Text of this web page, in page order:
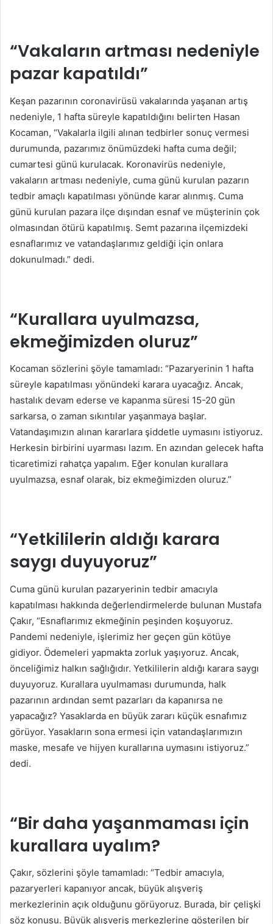
“Vakaların artması nedeniyle
pazar kapatıldı”
Keşan pazarının coronavirüsü vakalarında yaşanan artış
nedeniyle, 1 hafta süreyle kapatıldığını belirten Hasan
Kocaman, “Vakalarla ilgili alınan tedbirler sonuç vermesi
durumunda, pazarımız önümüzdeki hafta cuma değil;
cumartesi günü kurulacak. Koronavirüs nedeniyle,
vakaların artması nedeniyle, cuma günü kurulan pazarın
tedbir amaçlı kapatılması yönünde karar alınmış. Cuma
günü kurulan pazara ilçe dışından esnaf ve müşterinin çok
olmasından ötürü kapatılmış. Semt pazarına ilçemizdeki
esnaflarımız ve vatandaşlarımız geldiği için onlara
dokunulmadı.” dedi.
“Kurallara uyulmazsa,
ekmeğimizden oluruz”
Kocaman sözlerini şöyle tamamladı: “Pazaryerinin 1 hafta
süreyle kapatılması yönündeki karara uyacağız. Ancak,
hastalık devam ederse ve kapanma süresi 15-20 gün
sarkarsa, o zaman sıkıntılar yaşanmaya başlar.
Vatandaşımızın alınan kararlara şiddetle uymasını istiyoruz.
Herkesin birbirini uyarması lazım. En azından gelecek hafta
ticaretimizi rahatça yapalım. Eğer konulan kurallara
uyulmazsa, esnaf olarak, biz ekmeğimizden oluruz.”
“Yetkililerin aldığı karara
saygı duyuyoruz”
Cuma günü kurulan pazaryerinin tedbir amacıyla
kapatılması hakkında değerlendirmelerde bulunan Mustafa
Çakır, “Esnaflarımız ekmeğinin peşinden koşuyoruz.
Pandemi nedeniyle, işlerimiz her geçen gün kötüye
gidiyor. Ödemeleri yapmakta zorluk yaşıyoruz. Ancak,
önceliğimiz halkın sağlığıdır. Yetkililerin aldığı karara saygı
duyuyoruz. Kurallara uyulmaması durumunda, halk
pazarının ardından semt pazarları da kapanırsa ne
yapacağız? Yasaklarda en büyük zararı küçük esnafımız
görüyor. Yasakların sona ermesi için vatandaşlarımızın
maske, mesafe ve hijyen kurallarına uymasını istiyoruz.”
dedi.
“Bir daha yaşanmaması için
kurallara uyalım?
Çakır, sözlerini şöyle tamamladı: “Tedbir amacıyla,
pazaryerleri kapanıyor ancak, büyük alışveriş
merkezlerinin açık olduğunu görüyoruz. Burada, bir çelişki
söz konusu. Büyük alışveriş merkezlerine gösterilen bir